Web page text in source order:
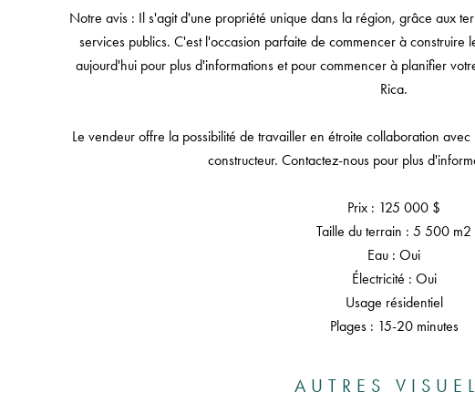
Notre avis : Il s'agit d'une propriété unique dans la région, grâce aux
services publics. C'est l'occasion parfaite de commencer à construire
aujourd'hui pour plus d'informations et pour commencer à planifier
Rica.
Le vendeur offre la possibilité de travailler en étroite collaboration
constructeur. Contactez-nous pour plus
Prix : 125 000 $
Taille du terrain : 5 500 m2
Eau : Oui
Électricité : Oui
Usage résidentiel
Plages : 15-20 minutes
AUTRES